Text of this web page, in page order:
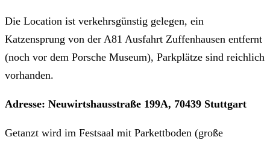
Die Location ist verkehrsgünstig gelegen, ein
Katzensprung von der A81 Ausfahrt Zuffenhausen entfernt
(noch vor dem Porsche Museum), Parkplätze sind reichlich
vorhanden.
Adresse: Neuwirtshausstraße 199A, 70439 Stuttgart
Getanzt wird im Festsaal mit Parkettboden (große